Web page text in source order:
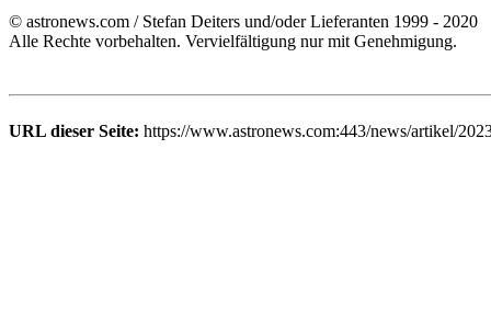
© astronews.com / Stefan Deiters und/oder Lieferanten 1999 - 2020
Alle Rechte vorbehalten. Vervielfältigung nur mit Genehmigung.
URL dieser Seite: https://www.astronews.com:443/news/artikel/